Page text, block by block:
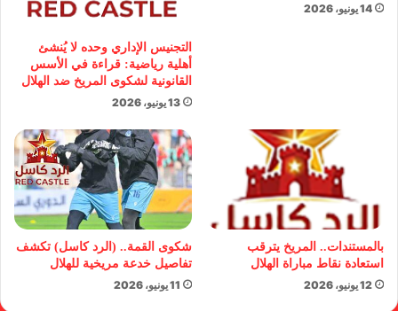
14 يونيو، 2026
التجنيس الإداري وحده لا يُنشئ
أهلية رياضية: قراءة في الأسس
القانونية لشكوى المريخ ضد الهلال
13 يونيو، 2026
بالمستندات.. المريخ يترقب
استعادة نقاط مباراة الهلال
12 يونيو، 2026
شكوى القمة.. (الرد كاسل) تكشف
تفاصيل خدعة مريخية للهلال
11 يونيو، 2026